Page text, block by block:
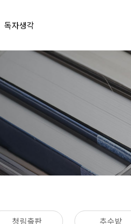
독자생각
청림출판 추수밭